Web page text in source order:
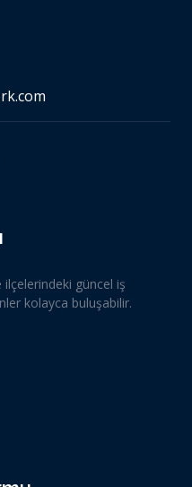
ilçelerindeki güncel iş
kolayca buluşabilir.